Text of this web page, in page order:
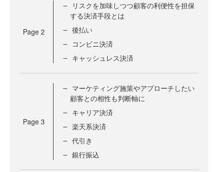
Page 2
リスクを加味しつつ顧客の利便性を担保
する決済手段とは
後払い
コンビニ決済
キャッシュレス決済
Page 3
マーケティング施策やアプローチしたい
顧客との相性も判断軸に
キャリア決済
楽天系決済
代引き
銀行振込